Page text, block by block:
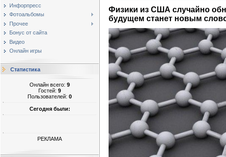
Инфорпресс
Фотоальбомы
Прочее
Бонус от сайта
Видео
Онлайн игры
Статистика
Онлайн всего: 9
Гостей: 9
Пользователей: 0
Сегодня были:
РЕКЛАМА
Физики из США случайно
будущем станет новым